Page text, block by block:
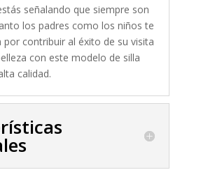
señalando que siempre son
los padres como los niños te
por contribuir al éxito de su visita
con este modelo de silla
calidad.